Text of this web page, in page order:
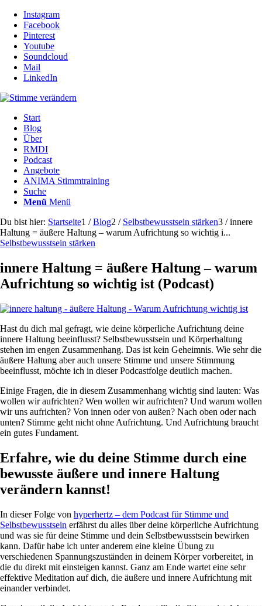
Instagram
Facebook
Pinterest
Youtube
Soundcloud
Mail
LinkedIn
Start
Blog
Über
RMDI
Podcast
Angebote
ANIMA Stimmtraining
Suche
Menü Menü
Du bist hier: Startseite1 / Blog2 / Selbstbewusstsein stärken3 / innere
Haltung = äußere Haltung – warum Aufrichtung so wichtig i...
Selbstbewusstsein stärken
innere Haltung = äußere Haltung – warum
Aufrichtung so wichtig ist (Podcast)
Hast du dich mal gefragt, wie deine körperliche Aufrichtung deine
innere Haltung beeinflusst? Selbstbewusstsein und Körperhaltung
stehen im engen Zusammenhang. Das ist kein Geheimnis. Wie sehr die
äußere Haltung aber auch unsere Stimme und unsere Stimmung
beeinflusst, möchte ich in dieser Podcastfolge deutlich machen.
Einige Fragen, die in diesem Zusammenhang wichtig sind lauten: Was
wollen wir aufrichten? Wen wollen wir aufrichten? Und warum wollen
wir uns aufrichten? Von innen oder von außen? Nach oben oder nach
unten? Stimme geht nicht ohne Aufrichtung. Und Aufrichtung braucht
ein gutes Fundament.
Erfahre, wie du deine Stimme durch eine
bewusste äußere und innere Haltung
verändern kannst!
In dieser Folge von hyperhertz – dem Podcast für Stimme und
Selbstbewusstsein erfährst du alles über deine körperliche Aufrichtung
und was sie für deine Stimme und dein Selbstbewusstsein bewirken
kann. Dafür habe ich unter anderem eine kleine Übung zu
verschiedenen Spannungszuständen in deinem Körper vorbereitet, in
die du direkt mit einsteigen kannst. Ganz am Ende wartet eine sehr
effektive Meditation auf dich, die äußere und innere Aufrichtung mit
einander verbindet.